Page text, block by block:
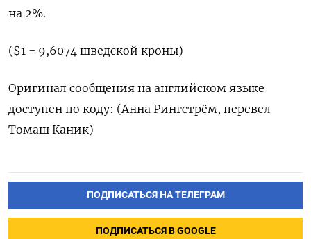
на 2%.
($1 = 9,6074 шведской кроны)
Оригинал сообщения на английском языке
доступен по коду: (Анна Рингстрём, перевел
Томаш Каник)
ПОДПИСАТЬСЯ НА ТЕЛЕГРАМ
ПОДПИСАТЬСЯ В GOOGLE